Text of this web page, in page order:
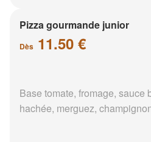
Pizza gourmande junior
Dès 11.50 €
Base tomate, fromage, sauce
hachée, merguez,